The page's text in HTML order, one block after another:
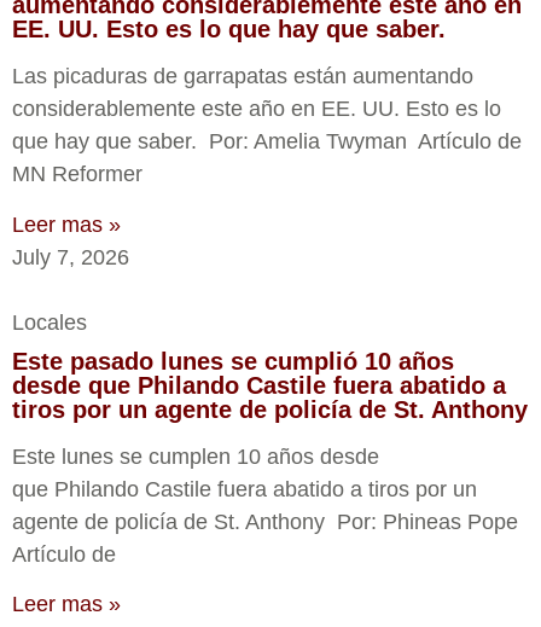
EE. UU. Esto es lo que hay que saber.
Las picaduras de garrapatas están aumentando
considerablemente este año en EE. UU. Esto es lo
que hay que saber. Por: Amelia Twyman Artículo de
MN Reformer
Leer mas »
July 7, 2026
Locales
Este pasado lunes se cumplió 10 años
desde que Philando Castile fuera abatido a
tiros por un agente de policía de St. Anthony
Este lunes se cumplen 10 años desde
que Philando Castile fuera abatido a tiros por un
agente de policía de St. Anthony Por: Phineas Pope
Artículo de
Leer mas »